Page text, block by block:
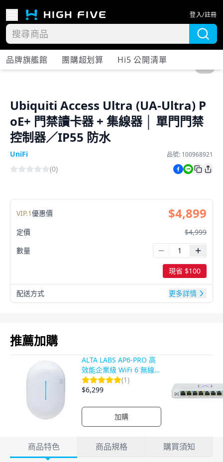
登入/註冊
品牌旗艦館 團購超划算 Hi5 公開清單
Ubiquiti Access Ultra (UA-Ultra) P
oE+ 門禁讀卡器 + 集線器 │ 單門門禁
控制器／IP55 防水
UniFi 品號: 100968921
(0)
VIP.1優惠價 $4,899
定價 $4,999
數量
現省 $100
配送方式 更多詳情
推薦加購
ALTA LABS AP6-PRO 高
效能企業級 WiFi 6 無線
AP｜4x4 MU-MIMO｜可
擴展網路｜高速穩定無線
(1)
$6,299
加購
產品詳情商品特色 商品規格 購買須知